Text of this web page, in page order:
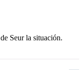
Seur la situación.